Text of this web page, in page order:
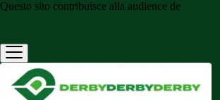
Questo sito contribuisce alla audience de